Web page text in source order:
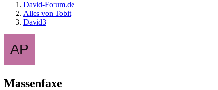
David-Forum.de
Alles von Tobit
David3
Massenfaxe